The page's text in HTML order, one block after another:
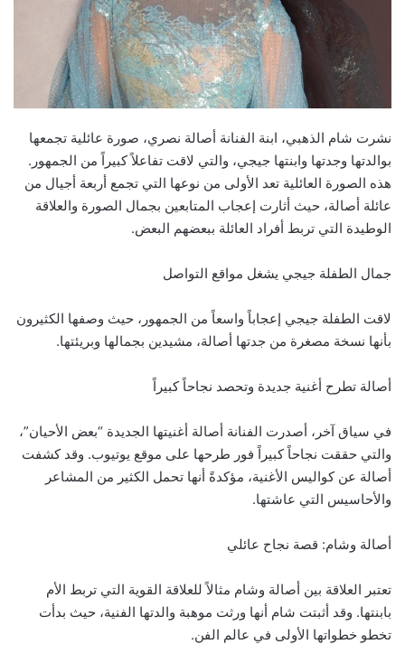
نشرت شام الذهبي، ابنة الفنانة أصالة نصري، صورة عائلية تجمعها
بوالدتها وجدتها وابنتها جيجي، والتي لاقت تفاعلاً كبيراً من الجمهور.
هذه الصورة العائلية تعد الأولى من نوعها التي تجمع أربعة أجيال من
عائلة أصالة، حيث أثارت إعجاب المتابعين بجمال الصورة والعلاقة
الوطيدة التي تربط أفراد العائلة ببعضهم البعض.
جمال الطفلة جيجي يشغل مواقع التواصل
لاقت الطفلة جيجي إعجاباً واسعاً من الجمهور، حيث وصفها الكثيرون
بأنها نسخة مصغرة من جدتها أصالة، مشيدين بجمالها وبريئتها.
أصالة تطرح أغنية جديدة وتحصد نجاحاً كبيراً
في سياق آخر، أصدرت الفنانة أصالة أغنيتها الجديدة “بعض الأحيان”،
والتي حققت نجاحاً كبيراً فور طرحها على موقع يوتيوب. وقد كشفت
أصالة عن كواليس الأغنية، مؤكدةً أنها تحمل الكثير من المشاعر
والأحاسيس التي عاشتها.
أصالة وشام: قصة نجاح عائلي
تعتبر العلاقة بين أصالة وشام مثالاً للعلاقة القوية التي تربط الأم
بابنتها. وقد أثبتت شام أنها ورثت موهبة والدتها الفنية، حيث بدأت
تخطو خطواتها الأولى في عالم الفن.